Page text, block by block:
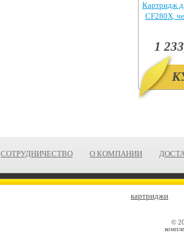
Картридж
CF280X,
1
СОТРУДНИЧЕСТВО О КОМПАНИИ
картриджи
©